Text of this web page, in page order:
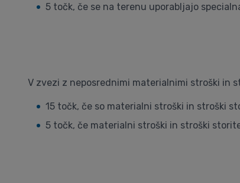
5 točk, če se na terenu uporabljajo
V zvezi z neposrednimi materialnimi stroški in
15 točk, če so materialni stroški in stroški
5 točk, če materialni stroški in stroški